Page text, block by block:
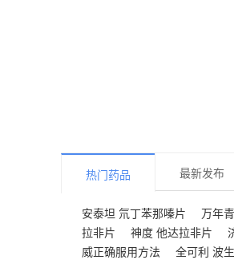
热门药品 最新发布
安泰坦 氘丁苯那嗪片 万年
拉非片
神度 他达拉非片
威正确服用方法
全可利 波